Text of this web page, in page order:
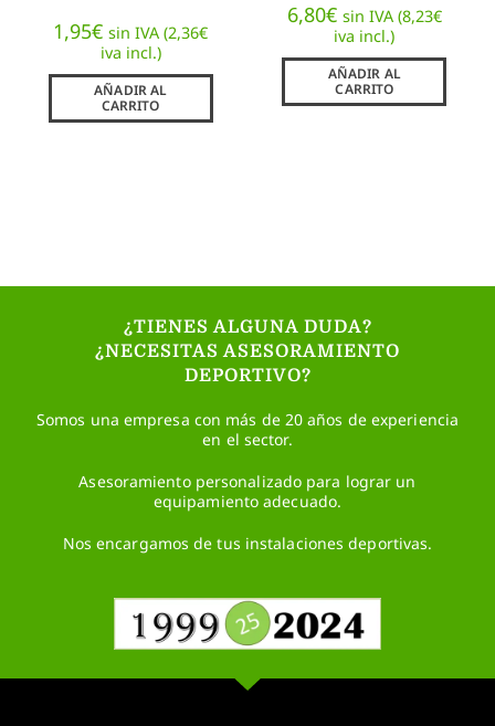
1,95€ sin IVA (2,36€
iva incl.)
AÑADIR AL
CARRITO
6,80€ sin IVA (8,23€
iva incl.)
AÑADIR AL
CARRITO
¿TIENES ALGUNA DUDA?
¿NECESITAS ASESORAMIENTO
DEPORTIVO?
Somos una empresa con más de 20 años de experiencia
en el sector.
Asesoramiento personalizado para lograr un
equipamiento adecuado.
Nos encargamos de tus instalaciones deportivas.